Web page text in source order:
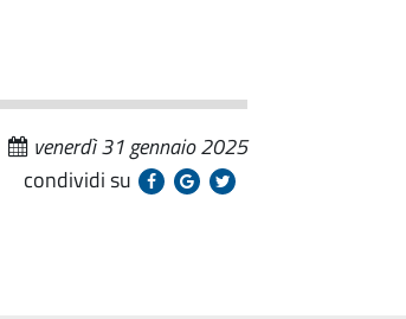
venerdì 31 gennaio 2025
condividi su